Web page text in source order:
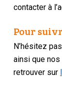
contacter à
Pour
N’hésitez
ainsi que
retrouver sur